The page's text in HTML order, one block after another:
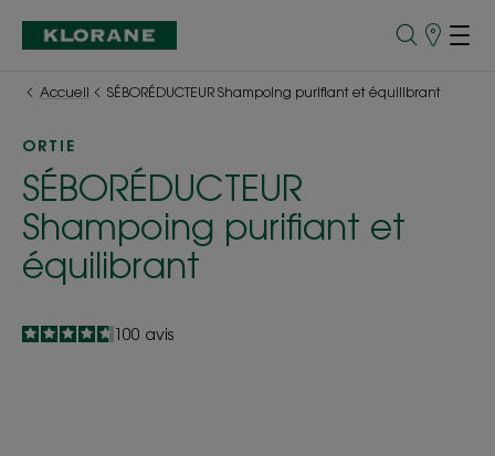
Points
Accueil
SÉBORÉDUCTEUR Shampoing purifiant et équilibrant
ORTIE
SÉBORÉDUCTEUR
Shampoing purifiant et
équilibrant
4.7
/5100 avis